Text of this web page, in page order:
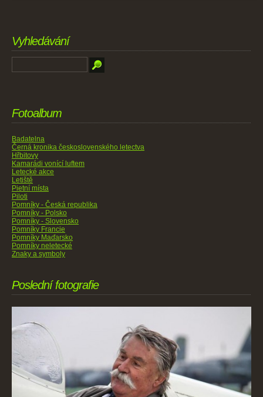
Vyhledávání
Fotoalbum
Badatelna
Černá kronika československého letectva
Hřbitovy
Kamarádi vonící luftem
Letecké akce
Letiště
Pietní místa
Piloti
Pomníky - Česká republika
Pomníky - Polsko
Pomníky - Slovensko
Pomníky Francie
Pomníky Maďarsko
Pomníky neletecké
Znaky a symboly
Poslední fotografie